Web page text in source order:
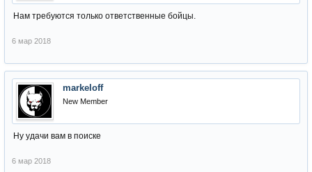
Нам требуются только ответственные бойцы.
6 мар 2018
markeloff
New Member
Ну удачи вам в поиске
6 мар 2018